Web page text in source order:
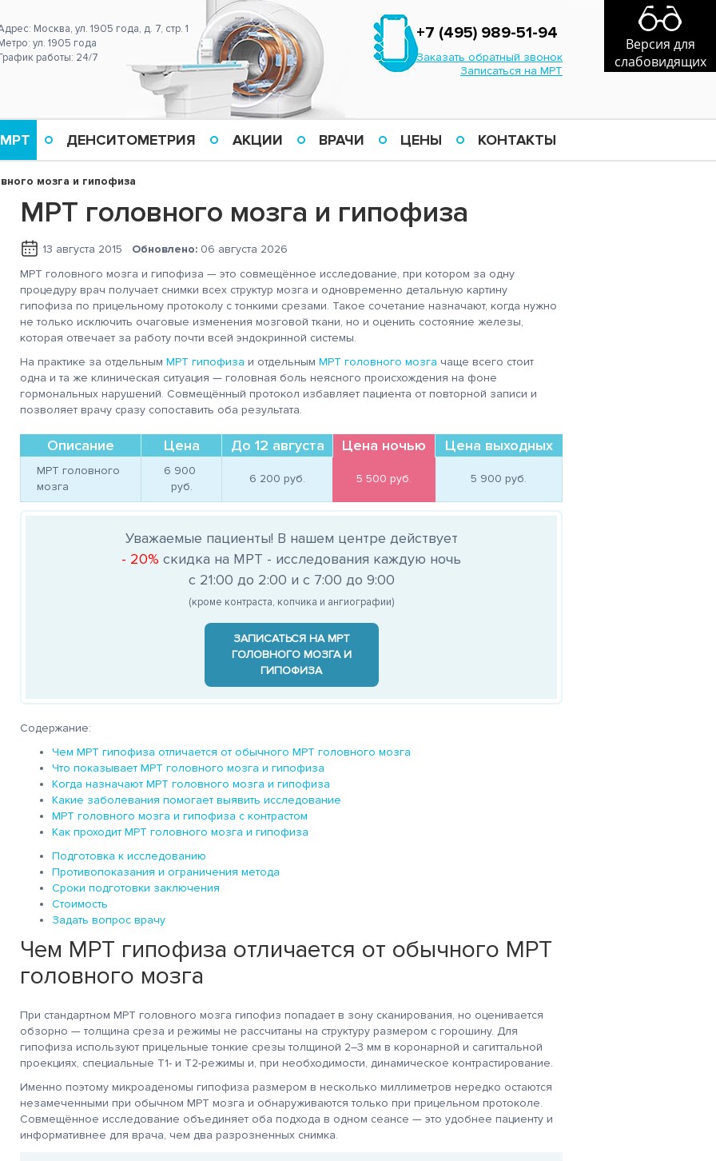
Версия для
слабовидящих
+7 (495) 989-51-94
Заказать обратный звонок
Записаться на МРТ
Москва, ул. 1905 года, д. 7, стр. 1
ул. 1905 года
работы: 24/7
ДЕНСИТОМЕТРИЯ АКЦИИ ВРАЧИ ЦЕНЫ КОНТАКТЫ
мозга и гипофиза
за
Марии и
Благодарю Гришину О.Н и
весь персонал клиники
добродушное, человеческое
Действительно хороший
центр! Качественно,
профессионально
и очень человечно, что
Хочу выразить
благодарность
Очень-очень!
Благодарен за
обслуживание
МРТ головного мозга и гипофиза
13 августа 2015 Обновлено: 06 августа 2026
МРТ головного мозга и гипофиза — это совмещённое исследование, при котором за одну
процедуру врач получает снимки всех структур мозга и одновременно детальную картину
гипофиза по прицельному протоколу с тонкими срезами. Такое сочетание назначают, когда нужно
не только исключить очаговые изменения мозговой ткани, но и оценить состояние железы,
которая отвечает за работу почти всей эндокринной системы.
На практике за отдельным МРТ гипофиза и отдельным МРТ головного мозга чаще всего стоит
одна и та же клиническая ситуация — головная боль неясного происхождения на фоне
гормональных нарушений. Совмещённый протокол избавляет пациента от повторной записи и
позволяет врачу сразу сопоставить оба результата.
Описание Цена До 12 августа Цена ночью Цена выходных
МРТ головного
мозга
руб.
6 200 руб. 5 500 руб. 5 900 руб.
Уважаемые пациенты! В нашем центре действует
- 20% скидка на МРТ - исследования каждую ночь
с 21:00 до 2:00 и с 7:00 до 9:00
(кроме контраста, копчика и ангиографии)
ЗАПИСАТЬСЯ НА МРТ
ГОЛОВНОГО МОЗГА И
ГИПОФИЗА
Содержание:
Чем МРТ гипофиза отличается от обычного МРТ головного мозга
Что показывает МРТ головного мозга и гипофиза
Когда назначают МРТ головного мозга и гипофиза
Какие заболевания помогает выявить исследование
МРТ головного мозга и гипофиза с контрастом
Как проходит МРТ головного мозга и гипофиза
Подготовка к исследованию
Противопоказания и ограничения метода
Сроки подготовки заключения
Стоимость
Задать вопрос врачу
Чем МРТ гипофиза отличается от обычного МРТ
головного мозга
При стандартном МРТ головного мозга гипофиз попадает в зону сканирования, но оценивается
обзорно — толщина среза и режимы не рассчитаны на структуру размером с горошину. Для
гипофиза используют прицельные тонкие срезы толщиной 2–3 мм в коронарной и сагиттальной
проекциях, специальные Т1- и Т2-режимы и, при необходимости, динамическое контрастирование.
Именно поэтому микроаденомы гипофиза размером в несколько миллиметров нередко остаются
незамеченными при обычном МРТ мозга и обнаруживаются только при прицельном протоколе.
Совмещённое исследование объединяет оба подхода в одном сеансе — это удобнее пациенту и
информативнее для врача, чем два разрозненных снимка.